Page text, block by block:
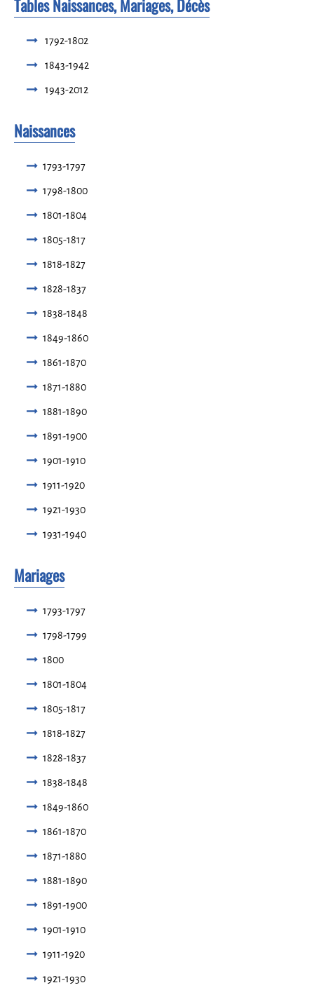
Tables Naissances, Mariages, Décès
1792-1802
1843-1942
1943-2012
Naissances
1793-1797
1798-1800
1801-1804
1805-1817
1818-1827
1828-1837
1838-1848
1849-1860
1861-1870
1871-1880
1881-1890
1891-1900
1901-1910
1911-1920
1921-1930
1931-1940
Mariages
1793-1797
1798-1799
1800
1801-1804
1805-1817
1818-1827
1828-1837
1838-1848
1849-1860
1861-1870
1871-1880
1881-1890
1891-1900
1901-1910
1911-1920
1921-1930